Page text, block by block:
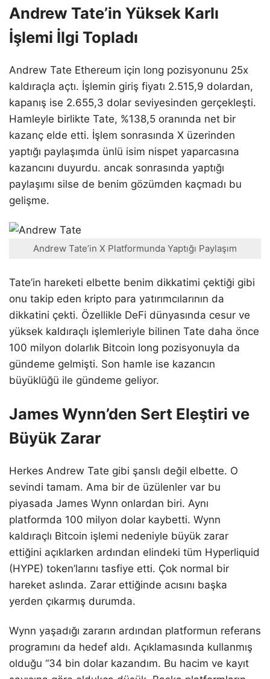
Andrew Tate’in Yüksek Karlı
İşlemi İlgi Topladı
Andrew Tate Ethereum için long pozisyonunu 25x
kaldıraçla açtı. İşlemin giriş fiyatı 2.515,9 dolardan,
kapanış ise 2.655,3 dolar seviyesinden gerçekleşti.
Hamleyle birlikte Tate, %138,5 oranında net bir
kazanç elde etti. İşlem sonrasında X üzerinden
yaptığı paylaşımda ünlü isim nispet yaparcasına
kazancını duyurdu. ancak sonrasında yaptığı
paylaşımı silse de benim gözümden kaçmadı bu
gelişme.
Andrew Tate’in X Platformunda Yaptığı Paylaşım
Tate’in hareketi elbette benim dikkatimi çektiği gibi
onu takip eden kripto para yatırımcılarının da
dikkatini çekti. Özellikle DeFi dünyasında cesur ve
yüksek kaldıraçlı işlemleriyle bilinen Tate daha önce
100 milyon dolarlık Bitcoin long pozisyonuyla da
gündeme gelmişti. Son hamle ise kazancın
büyüklüğü ile gündeme geliyor.
James Wynn’den Sert Eleştiri ve
Büyük Zarar
Herkes Andrew Tate gibi şanslı değil elbette. O
sevindi tamam. Ama bir de üzülenler var bu
piyasada James Wynn onlardan biri. Aynı
platformda 100 milyon dolar kaybetti. Wynn
kaldıraçlı Bitcoin işlemi nedeniyle büyük zarar
ettiğini açıklarken ardından elindeki tüm Hyperliquid
(HYPE) token’larını tasfiye etti. Çok normal bir
hareket aslında. Zarar ettiğinde acısını başka
yerden çıkarmış durumda.
Wynn yaşadığı zararın ardından platformun referans
programını da hedef aldı. Açıklamasında kullanmış
olduğu “34 bin dolar kazandım. Bu hacim ve kayıt